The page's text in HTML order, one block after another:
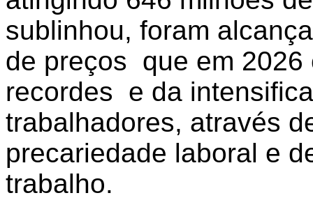
sublinhou, foram
de preços que em 2026
recordes e da
trabalhadores, através
precariedade laboral e
trabalho.